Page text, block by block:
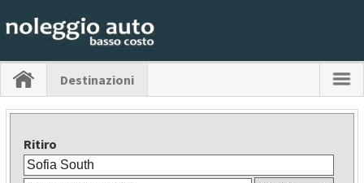
Destinazioni
Ritiro